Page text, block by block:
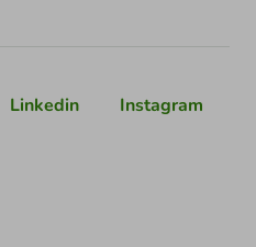
Linkedin Instagram